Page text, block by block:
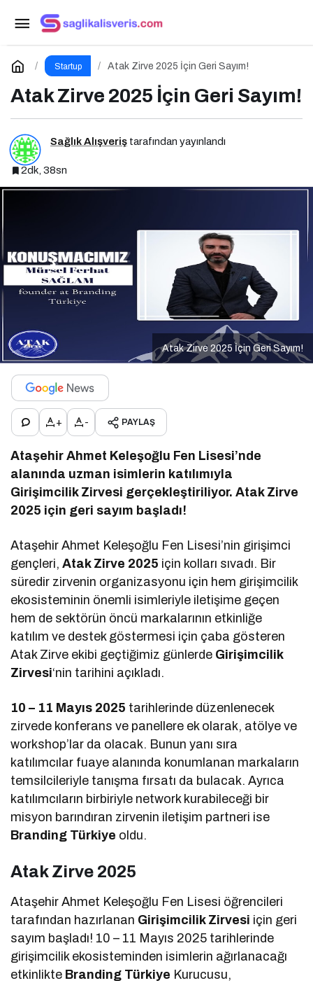
Startup Atak Zirve 2025 İçin Geri Sayım!
Atak Zirve 2025 İçin Geri Sayım!
Sağlık Alışveriş tarafından yayınlandı
2dk, 38sn
Atak Zirve 2025 İçin Geri Sayım!
+ - PAYLAŞ
Ataşehir Ahmet Keleşoğlu Fen Lisesi’nde
alanında uzman isimlerin katılımıyla
Girişimcilik Zirvesi gerçekleştiriliyor. Atak Zirve
2025 için geri sayım başladı!
Ataşehir Ahmet Keleşoğlu Fen Lisesi’nin girişimci
gençleri,Atak Zirve 2025 için kolları sıvadı. Bir
süredir zirvenin organizasyonu için hem girişimcilik
ekosisteminin önemli isimleriyle iletişime geçen
hem de sektörün öncü markalarının etkinliğe
katılım ve destek göstermesi için çaba gösteren
Atak Zirve ekibi geçtiğimiz günlerde Girişimcilik
Zirvesi‘nin tarihini açıkladı.
10 – 11 Mayıs 2025 tarihlerinde düzenlenecek
zirvede konferans ve panellere ek olarak, atölye ve
workshop’lar da olacak. Bunun yanı sıra
katılımcılar fuaye alanında konumlanan markaların
temsilcileriyle tanışma fırsatı da bulacak. Ayrıca
katılımcıların birbiriyle network kurabileceği bir
misyon barındıran zirvenin iletişim partneri ise
Branding Türkiye oldu.
Atak Zirve 2025
Ataşehir Ahmet Keleşoğlu Fen Lisesi öğrencileri
tarafından hazırlanan Girişimcilik Zirvesi için geri
sayım başladı! 10 – 11 Mayıs 2025 tarihlerinde
girişimcilik ekosisteminden isimlerin ağırlanacağı
etkinlikte Branding Türkiye Kurucusu,
Etkili Network Marketing İçin Sosyal Medya
Etkinliği İçin Geri Sayım!
Yorum Yap